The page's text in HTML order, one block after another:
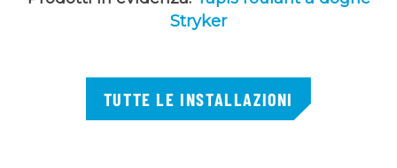
Stryker
TUTTE LE INSTALLAZIONI